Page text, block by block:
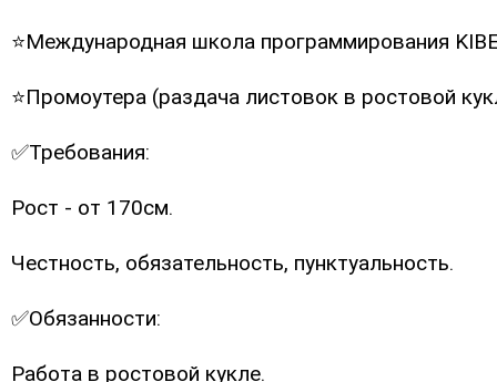
⭐Международная школа программирования
⭐Промоутера (раздача листовок в ростовой
✅Требования:
Рост - от 170см.
Честность, обязательность, пунктуальность.
✅Обязанности:
Работа в ростовой кукле.